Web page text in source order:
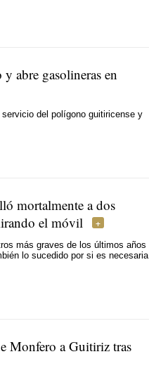
abre gasolineras en
del polígono guitiricense y
mortalmente a dos
el móvil
más graves de los últimos años
lo sucedido por si es necesaria
Monfero a Guitiriz tras